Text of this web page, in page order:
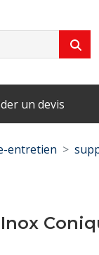
un devis
entretien